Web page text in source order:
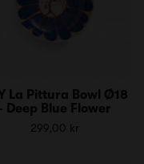
La Pittura Bowl Ø18
Deep Blue Flower
299,00 kr